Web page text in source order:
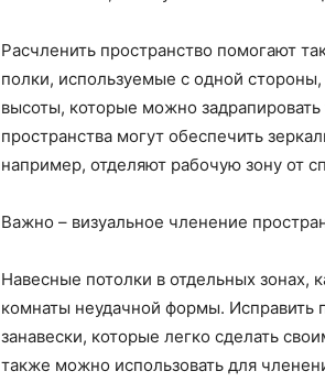
Расчленить пространство помогают
полки, используемые с одной
высоты, которые можно
пространства могут обеспечить
например, отделяют рабочую зону от
Важно – визуальное членение
Навесные потолки в отдельных зонах,
комнаты неудачной формы. Исправить
занавески, которые легко сделать
также можно использовать для